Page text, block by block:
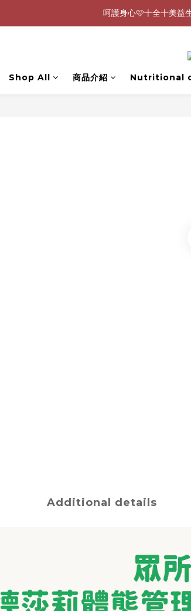
0805-0808指定商
生理期救星！暖
Shop All 商品介紹 Nutritional
Additional details